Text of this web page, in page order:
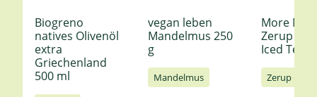
Biogreno
natives Olivenöl
extra
Griechenland
500 ml
vegan leben
Mandelmus 250
g
Mandelmus
More
Zerup
Iced Tea
Zerup